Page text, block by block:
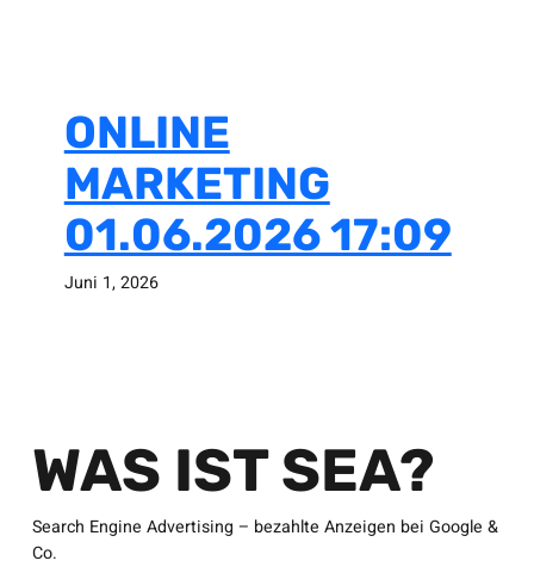
ONLINE
MARKETING
01.06.2026 17:09
Juni 1, 2026
WAS IST SEA?
Search Engine Advertising – bezahlte Anzeigen bei Google &
Co.